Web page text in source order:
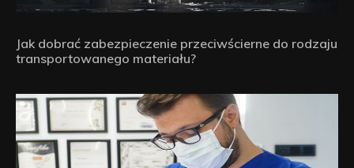
Jak dobrać zabezpieczenie przeciwścierne do rodzaju
transportowanego materiału?